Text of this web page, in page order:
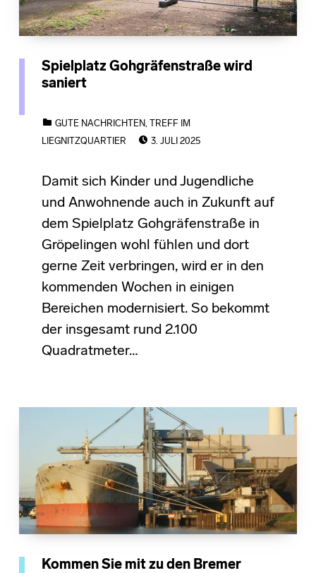
Spielplatz Gohgräfenstraße wird
saniert
GUTE NACHRICHTEN
TREFF IM
LIEGNITZQUARTIER
3. JULI 2025
Damit sich Kinder und Jugendliche
und Anwohnende auch in Zukunft auf
dem Spielplatz Gohgräfenstraße in
Gröpelingen wohl fühlen und dort
gerne Zeit verbringen, wird er in den
kommenden Wochen in einigen
Bereichen modernisiert. So bekommt
der insgesamt rund 2.100
Quadratmeter…
Kommen Sie mit zu den Bremer